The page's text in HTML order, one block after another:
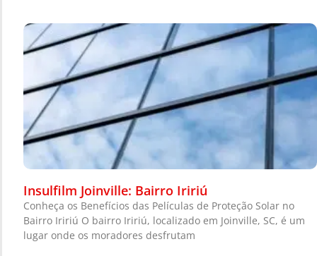
Insulfilm Joinville: Bairro Iririú
Conheça os Benefícios das Películas de Proteção Solar no
Bairro Iririú O bairro Iririú, localizado em Joinville, SC, é um
lugar onde os moradores desfrutam